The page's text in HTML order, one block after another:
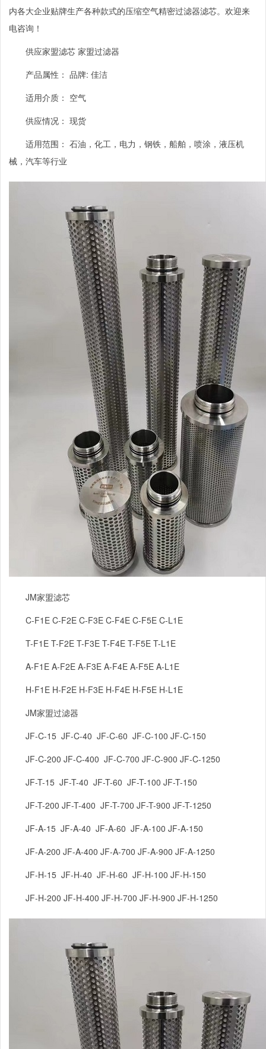
内各大企业贴牌生产各种款式的压缩空气精密过滤器滤芯。欢迎来
电咨询！
供应家盟滤芯 家盟过滤器
产品属性： 品牌: 佳洁
适用介质： 空气
供应情况： 现货
适用范围： 石油，化工，电力，钢铁，船舶，喷涂，液压机
械，汽车等行业
JM家盟滤芯
C-F1E C-F2E C-F3E C-F4E C-F5E C-L1E
T-F1E T-F2E T-F3E T-F4E T-F5E T-L1E
A-F1E A-F2E A-F3E A-F4E A-F5E A-L1E
H-F1E H-F2E H-F3E H-F4E H-F5E H-L1E
JM家盟过滤器
JF-C-15 JF-C-40 JF-C-60 JF-C-100 JF-C-150
JF-C-200 JF-C-400 JF-C-700 JF-C-900 JF-C-1250
JF-T-15 JF-T-40 JF-T-60 JF-T-100 JF-T-150
JF-T-200 JF-T-400 JF-T-700 JF-T-900 JF-T-1250
JF-A-15 JF-A-40 JF-A-60 JF-A-100 JF-A-150
JF-A-200 JF-A-400 JF-A-700 JF-A-900 JF-A-1250
JF-H-15 JF-H-40 JF-H-60 JF-H-100 JF-H-150
JF-H-200 JF-H-400 JF-H-700 JF-H-900 JF-H-1250